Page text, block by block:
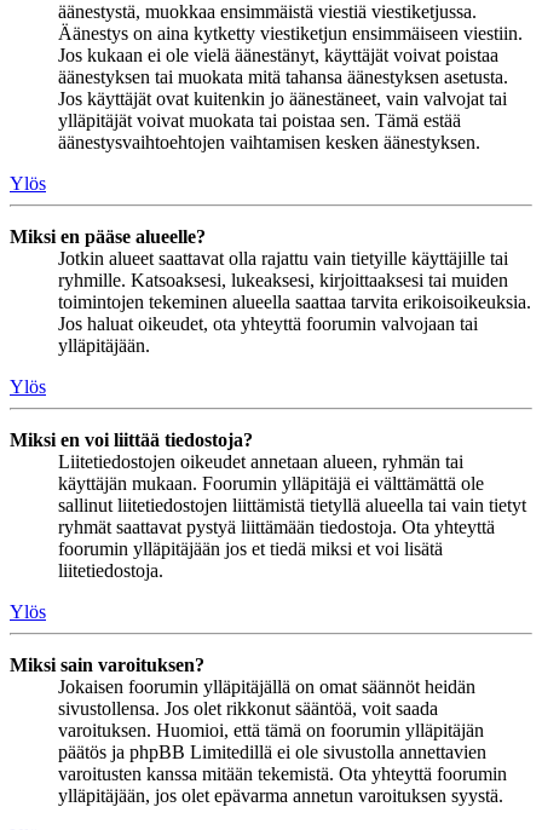
äänestystä, muokkaa ensimmäistä viestiä viestiketjussa.
Äänestys on aina kytketty viestiketjun ensimmäiseen viestiin.
Jos kukaan ei ole vielä äänestänyt, käyttäjät voivat poistaa
äänestyksen tai muokata mitä tahansa äänestyksen asetusta.
Jos käyttäjät ovat kuitenkin jo äänestäneet, vain valvojat tai
ylläpitäjät voivat muokata tai poistaa sen. Tämä estää
äänestysvaihtoehtojen vaihtamisen kesken äänestyksen.
Ylös
Miksi en pääse alueelle?
Jotkin alueet saattavat olla rajattu vain tietyille käyttäjille tai
ryhmille. Katsoaksesi, lukeaksesi, kirjoittaaksesi tai muiden
toimintojen tekeminen alueella saattaa tarvita erikoisoikeuksia.
Jos haluat oikeudet, ota yhteyttä foorumin valvojaan tai
ylläpitäjään.
Ylös
Miksi en voi liittää tiedostoja?
Liitetiedostojen oikeudet annetaan alueen, ryhmän tai
käyttäjän mukaan. Foorumin ylläpitäjä ei välttämättä ole
sallinut liitetiedostojen liittämistä tietyllä alueella tai vain tietyt
ryhmät saattavat pystyä liittämään tiedostoja. Ota yhteyttä
foorumin ylläpitäjään jos et tiedä miksi et voi lisätä
liitetiedostoja.
Ylös
Miksi sain varoituksen?
Jokaisen foorumin ylläpitäjällä on omat säännöt heidän
sivustollensa. Jos olet rikkonut sääntöä, voit saada
varoituksen. Huomioi, että tämä on foorumin ylläpitäjän
päätös ja phpBB Limitedillä ei ole sivustolla annettavien
varoitusten kanssa mitään tekemistä. Ota yhteyttä foorumin
ylläpitäjään, jos olet epävarma annetun varoituksen syystä.